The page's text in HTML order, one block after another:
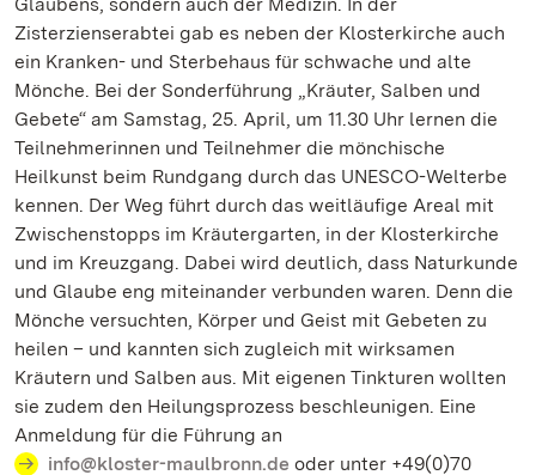
Zisterzienserabtei gab es neben der Klosterkirche auch
ein Kranken- und Sterbehaus für schwache und alte
Mönche. Bei der Sonderführung „Kräuter, Salben und
Gebete“ am Samstag, 25. April, um 11.30 Uhr lernen die
Teilnehmerinnen und Teilnehmer die mönchische
Heilkunst beim Rundgang durch das UNESCO-Welterbe
kennen. Der Weg führt durch das weitläufige Areal mit
Zwischenstopps im Kräutergarten, in der Klosterkirche
und im Kreuzgang. Dabei wird deutlich, dass Naturkunde
und Glaube eng miteinander verbunden waren. Denn die
Mönche versuchten, Körper und Geist mit Gebeten zu
heilen – und kannten sich zugleich mit wirksamen
Kräutern und Salben aus. Mit eigenen Tinkturen wollten
sie zudem den Heilungsprozess beschleunigen. Eine
Anmeldung für die Führung an
info@kloster-maulbronn.de oder unter +49(0)70